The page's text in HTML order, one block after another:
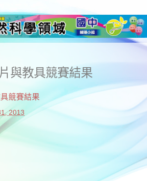
與教具競賽結果
競賽結果
2013